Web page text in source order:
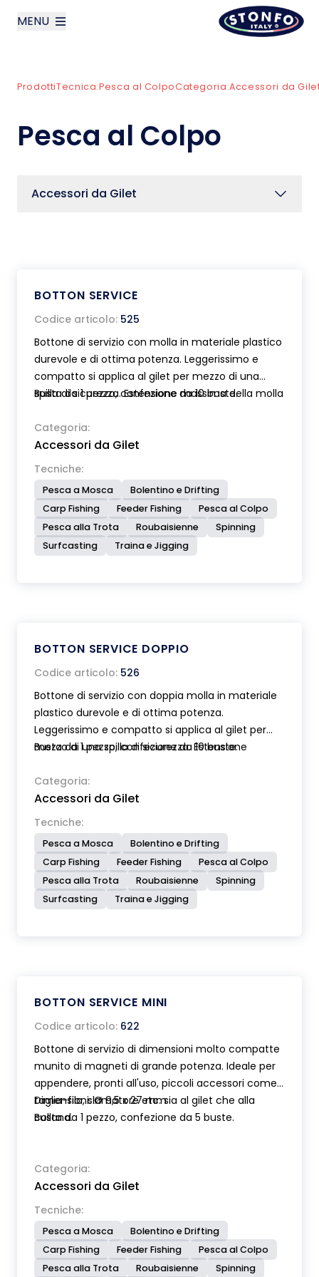
MENU
Prodotti
ProdottiTecnica:Pesca al ColpoCategoria:Accessori da
Pesca al Colpo
Accessori da Gilet
BOTTON SERVICE
Codice articolo: 525
Bottone di servizio con molla in materiale plastico
durevole e di ottima potenza. Leggerissimo e
compatto si applica al gilet per mezzo di una
spilla di sicurezza. Estensione massima della molla
Busta da 1 pezzo, confezione da 10 buste.
Categoria:
Accessori da Gilet
Tecniche:
Pesca a Mosca
Bolentino e Drifting
Carp Fishing
Feeder Fishing
Pesca al Colpo
Pesca alla Trota
Roubaisienne
Spinning
Surfcasting
Traina e Jigging
BOTTON SERVICE DOPPIO
Codice articolo: 526
Bottone di servizio con doppia molla in materiale
plastico durevole e di ottima potenza.
Leggerissimo e compatto si applica al gilet per
mezzo di una spilla di sicurezza. Estensione
ondulata espansa ad alta densità utile per
appendere le mosche. Moschettoni in acciaio
inox.
Busta da 1 pezzo, confezione da 10 buste.
Categoria:
Accessori da Gilet
Tecniche:
Pesca a Mosca
Bolentino e Drifting
Carp Fishing
Feeder Fishing
Pesca al Colpo
Pesca alla Trota
Roubaisienne
Spinning
Surfcasting
Traina e Jigging
BOTTON SERVICE MINI
Codice articolo: 622
Bottone di servizio di dimensioni molto compatte
munito di magneti di grande potenza. Ideale per
appendere, pronti all'uso, piccoli accessori come
taglia-filo, slamatore etc. sia al gilet che alla
collana.
Dimensioni: Ø 9,5 x 27 mm
Busta da 1 pezzo, confezione da 5 buste.
Categoria:
Accessori da Gilet
Tecniche:
Pesca a Mosca
Bolentino e Drifting
Carp Fishing
Feeder Fishing
Pesca al Colpo
Pesca alla Trota
Roubaisienne Spinning